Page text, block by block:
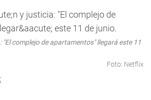
"El complejo de apartamentos" llegará este 11
Foto: Netflix